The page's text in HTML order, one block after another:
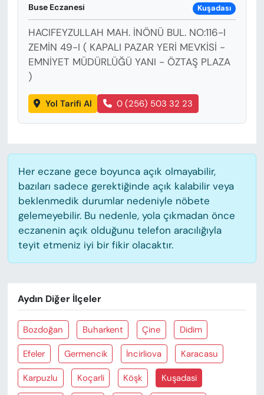
Buse Eczanesi Kuşadası
HACIFEYZULLAH MAH. İNÖNÜ BUL. NO:116-I
ZEMİN 49-I ( KAPALI PAZAR YERİ MEVKİSİ -
EMNİYET MÜDÜRLÜĞÜ YANI - ÖZTAŞ PLAZA
)
Yol Tarifi Al 0 (256) 503 32 23
Her eczane gece boyunca açık olmayabilir,
bazıları sadece gerektiğinde açık kalabilir veya
beklenmedik durumlar nedeniyle nöbete
gelemeyebilir. Bu nedenle, yola çıkmadan önce
eczanenin açık olduğunu telefon aracılığıyla
teyit etmeniz iyi bir fikir olacaktır.
Aydın Diğer İlçeler
Bozdoğan Buharkent Çine Didim
Efeler Germencik İncirliova Karacasu
Karpuzlu Koçarli Köşk Kuşadasi
MAGAZİN
ÖZEL HABER
YAZAR KÖŞESİ
SİYASET